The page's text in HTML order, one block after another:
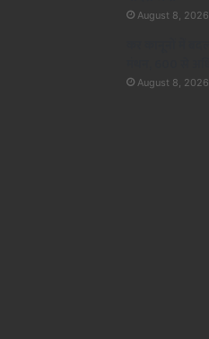
August 8, 2026
August 8, 2026